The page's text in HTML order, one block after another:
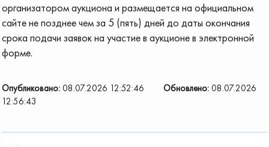
организатором аукциона и размещается на официальном
сайте не позднее чем за 5 (пять) дней до даты окончания
срока подачи заявок на участие в аукционе в электронной
форме.
Опубликовано: 08.07.2026 12:52:46 Обновлено: 08.07.2026
12:56:43